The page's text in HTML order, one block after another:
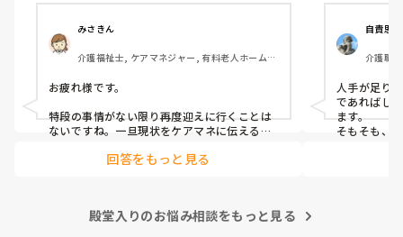
デイサービス勤務の方、再度迎えに行ったり
することはありますか？
このような場合、どう対処したらいいでしょ
うか。アドバイスがあれば、教えていただき
たいです。
みさきん
介護福祉士, ケアマネジャー, 有料老人ホーム,
お疲れ様です。
特段の事情がない限り再度迎えに行くことは
ないですね。一旦現状をケアマネに伝えるの
と時間かかりますよね。
回答をもっと見る
いとゆぅ～事
一度付きっき
てから、時々
を２回やって
でも初めて介
特徴とかを聞
浴介助をしま
自責思
介護職
施設, デ
人手が足り
であればし
ます。
そもそも、
殿堂入りのお悩み相談をもっと見る